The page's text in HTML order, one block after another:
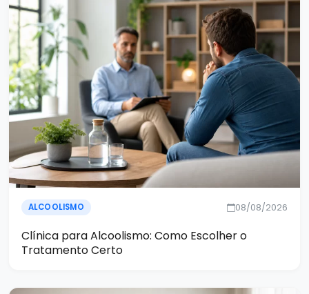
ALCOOLISMO 08/08/2026
Clínica para Alcoolismo: Como Escolher o
Tratamento Certo